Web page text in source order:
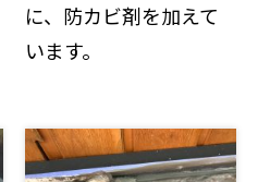
に、防カビ剤を加えて
います。